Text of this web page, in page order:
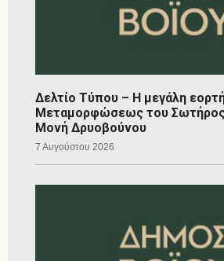
Δελτίο Τύπου – Η μεγάλη
Μεταμορφώσεως του Σωτήρος
Μονή Δρυοβούνου
7 Αυγούστου 2026